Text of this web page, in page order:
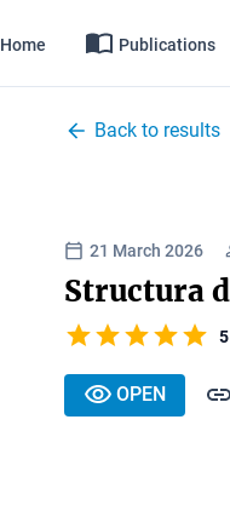
Home Publications
Back to results
21 March 2026
Structura
5
OPEN